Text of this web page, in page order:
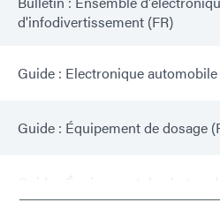
d'infodivertissement (FR)
Guide : Electronique automobile
Guide : Équipement de dosage
Guide : Équipement de